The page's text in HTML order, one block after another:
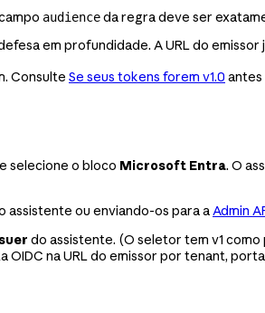
audienceda regra deve ser
em profundidade. A URL do emissor
Consulte Se seus tokens forem v1.0 antes
e selecione o bloco Microsoft Entra. O
assistente ou enviando-os para aAdmin
do assistente. (O seletor tem v1
na URL do emissor por tenant,